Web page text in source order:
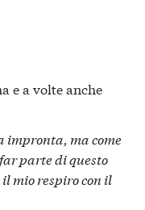
e a volte anche
impronta, ma come
parte di questo
mio respiro con il